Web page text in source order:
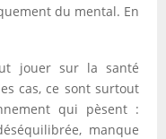
du mental. En
jouer sur la santé
cas, ce sont surtout
qui pèsent :
manque